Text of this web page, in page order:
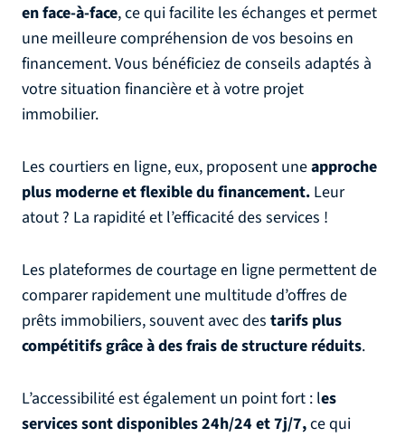
en face-à-face, ce qui facilite les échanges et permet
une meilleure compréhension de vos besoins en
financement. Vous bénéficiez de conseils adaptés à
votre situation financière et à votre projet
immobilier.
Les courtiers en ligne, eux, proposent uneapproche
plus moderne et flexible du financement. Leur
atout ? La rapidité et l’efficacité des services !
Les plateformes de courtage en ligne permettent de
comparer rapidement une multitude d’offres de
prêts immobiliers, souvent avec des tarifs plus
compétitifs grâce à des frais de structure réduits.
L’accessibilité est également un point fort : les
services sont disponibles 24h/24 et 7j/7,ce qui